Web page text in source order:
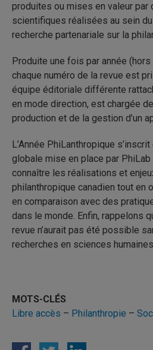
produites ou mises en valeur par
scientifiques réalisées au sein
recherche partenariale sur la
Produite une fois par année
chaque numéro de la revue est
équipe éditoriale différente
en mode direction, est chargée
production et de la gestion d’un
L’Année PhiLanthropique
globale mise en place par
connaître les réalisations et
philanthropique canadien tout en
en comparaison avec des
dans le monde. Enfin, rappelons
revue n’aurait pas été possible
recherches en sciences humaines
MOTS-CLÉS
Libre accès – Philanthropie –